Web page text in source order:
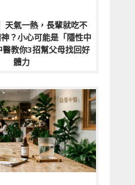
天氣一熱，長輩就吃不
？小心可能是「隱性中
教你3招幫父母找回好
體力